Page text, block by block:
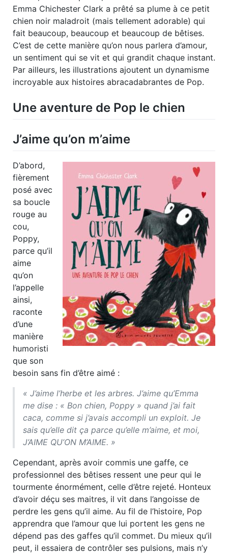
Emma Chichester Clark a prêté sa plume à ce petit
chien noir maladroit (mais tellement adorable) qui
fait beaucoup, beaucoup et beaucoup de bêtises.
C’est de cette manière qu’on nous parlera d’amour,
un sentiment qui se vit et qui grandit chaque instant.
Par ailleurs, les illustrations ajoutent un dynamisme
incroyable aux histoires abracadabrantes de Pop.
Une aventure de Pop le chien
J’aime qu’on m’aime
D’abord,
fièrement
posé avec
sa boucle
rouge au
cou,
Poppy,
parce qu’il
aime
qu’on
l’appelle
ainsi,
raconte
d’une
manière
humoristi
que son
besoin sans fin d’être aimé :
« J’aime l’herbe et les arbres. J’aime qu’Emma
me dise : « Bon chien, Poppy » quand j’ai fait
caca, comme si j’avais accompli un exploit. Je
sais qu’elle dit ça parce qu’elle m’aime, et moi,
J’AIME QU’ON M’AIME. »
Cependant, après avoir commis une gaffe, ce
professionnel des bêtises ressent une peur qui le
tourmente énormément, celle d’être rejeté. Honteux
d’avoir déçu ses maitres, il vit dans l’angoisse de
perdre les gens qu’il aime. Au fil de l’histoire, Pop
apprendra que l’amour que lui portent les gens ne
dépend pas des gaffes qu’il commet. Du mieux qu’il
peut, il essaiera de contrôler ses pulsions, mais n’y